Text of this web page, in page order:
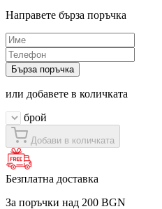
Направете бърза поръчка
Бърза поръчка
или добавете в количката
брой
Добави в количката
Безплатна доставка
За поръчки над 200 BGN